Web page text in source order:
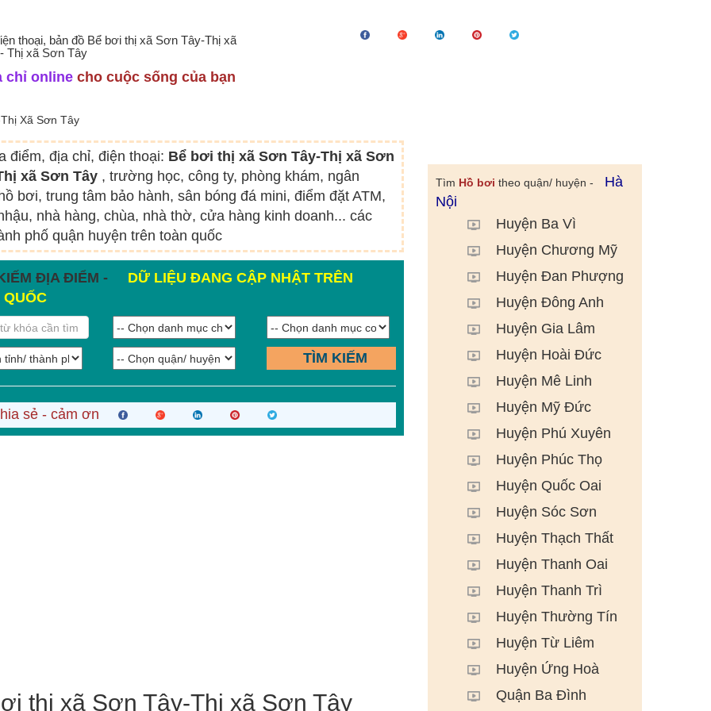
thoại, bản đồ Bể bơi thị xã Sơn Tây-Thị xã
Thị xã Sơn Tây
chỉ online cho cuộc sống của bạn
Xã Sơn Tây
điểm, địa chỉ, điện thoại: Bể bơi thị xã Sơn Tây-Thị xã Sơn
xã Sơn Tây , trường học, công ty, phòng khám, ngân
bơi, trung tâm bảo hành, sân bóng đá mini, điểm đặt ATM,
nhà hàng, chùa, nhà thờ, cửa hàng kinh doanh... các
phố quận huyện trên toàn quốc
ĐỊA ĐIỂM -
DỮ LIỆU ĐANG CẬP NHẬT TRÊN
QUỐC
TÌM KIẾM
sẻ - cảm ơn
thị xã Sơn Tây-Thị xã Sơn Tây
Tìm Hồ bơi theo quận/ huyện -
Hà
Nội
Huyện Ba Vì
Huyện Chương Mỹ
Huyện Đan Phượng
Huyện Đông Anh
Huyện Gia Lâm
Huyện Hoài Đức
Huyện Mê Linh
Huyện Mỹ Đức
Huyện Phú Xuyên
Huyện Phúc Thọ
Huyện Quốc Oai
Huyện Sóc Sơn
Huyện Thạch Thất
Huyện Thanh Oai
Huyện Thanh Trì
Huyện Thường Tín
Huyện Từ Liêm
Huyện Ứng Hoà
Quận Ba Đình